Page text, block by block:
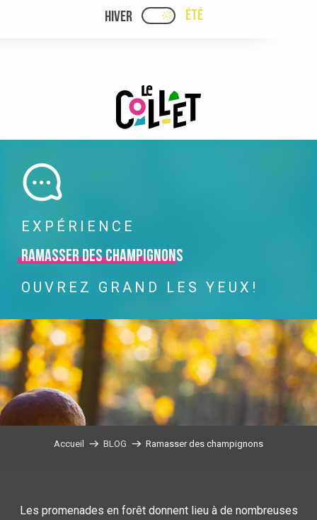
PAGE D’ACCUEIL ACTUELLE ÉTÉ :
HIVER PAGE D’ACCUEIL
ÉTÉ
EXPÉRIENCE
Ramasser des champignons
OUVREZ GRAND LES YEUX!
Accueil BLOG Ramasser des champignons
Les promenades en forêt donnent lieu à de nombreuses